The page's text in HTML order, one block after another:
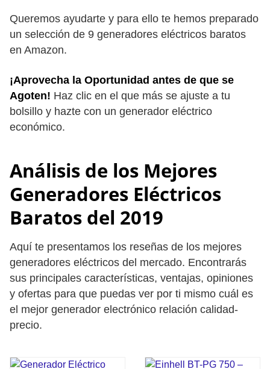
Queremos ayudarte y para ello te hemos preparado
un selección de 9 generadores eléctricos baratos
en Amazon.
¡Aprovecha la Oportunidad antes de que se
Agoten! Haz clic en el que más se ajuste a tu
bolsillo y hazte con un generador eléctrico
económico.
Análisis de los Mejores
Generadores Eléctricos
Baratos del 2019
Aquí te presentamos los reseñas de los mejores
generadores eléctricos del mercado. Encontrarás
sus principales características, ventajas, opiniones
y ofertas para que puedas ver por ti mismo cuál es
el mejor generador electrónico relación calidad-
precio.